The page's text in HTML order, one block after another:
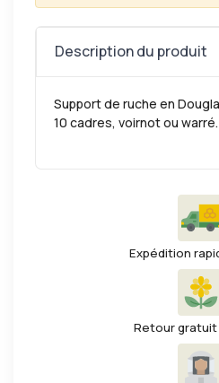
Description du produit
Support de ruche en
10 cadres, voirnot ou warré.
Expédition
Retour